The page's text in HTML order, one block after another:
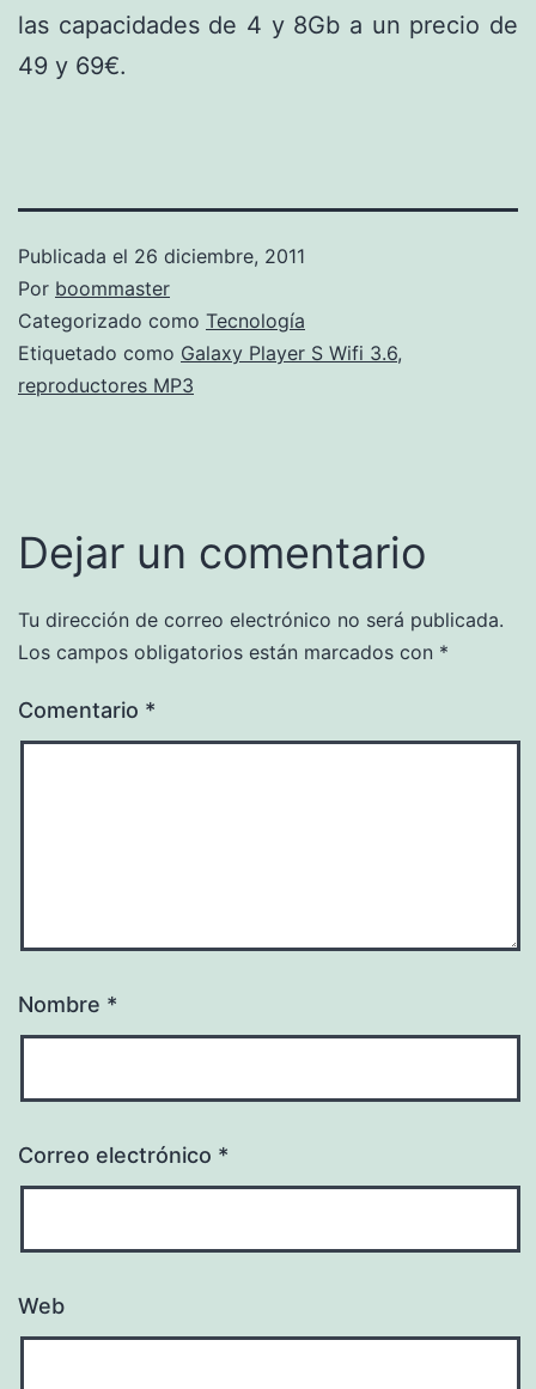
las capacidades de 4 y 8Gb a un precio de
49 y 69€.
Publicada el 26 diciembre, 2011
Por boommaster
Categorizado como Tecnología
Etiquetado como Galaxy Player S Wifi 3.6,
reproductores MP3
Dejar un comentario
Tu dirección de correo electrónico no será publicada.
Los campos obligatorios están marcados con *
Comentario *
Nombre *
Correo electrónico *
Web